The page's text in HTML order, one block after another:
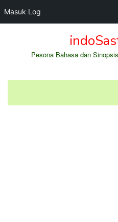
Masuk Log
Pesona Bahasa dan